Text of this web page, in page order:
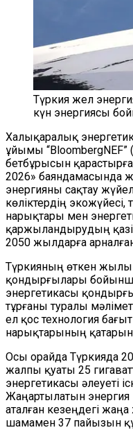
Түркия жел
күн энергиясы
Халықаралық
ұйымы “BloombergNEF”
бетбұрысын
2026» баяндамасында
энергияны сақтау
көліктердің экожүйесі,
нарықтары мен
қаржыландырудың
2050 жылдарға
Түркияның өткен
қондырғылары
энергетикасы
тұрғаны туралы
ел қос технология
нарықтарының
Осы орайда Түркияда
жалпы қуаты 25
энергетикасы әлеуеті
Жаңартылатын
аталған кезеңдегі
шамамен 37 пайызын